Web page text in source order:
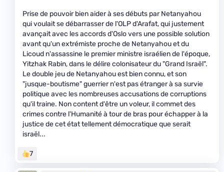
Prise de pouvoir bien aider à ses débuts par Netanyahou
qui voulait se débarrasser de l'OLP d'Arafat, qui justement
avançait avec les accords d'Oslo vers une possible solution
avant qu'un extrémiste proche de Netanyahou et du
Licoud n'assassine le premier ministre israélien de l'époque,
Yitzhak Rabin, dans le délire colonisateur du "Grand Israël".
Le double jeu de Netanyahou est bien connu, et son
"jusque-boutisme" guerrier n'est pas étranger à sa survie
politique avec les nombreuses accusations de corruptions
qu'il traine. Non content d'être un voleur, il commet des
crimes contre l'Humanité à tour de bras pour échapper à la
justice de cet état tellement démocratique que serait
israël...
7